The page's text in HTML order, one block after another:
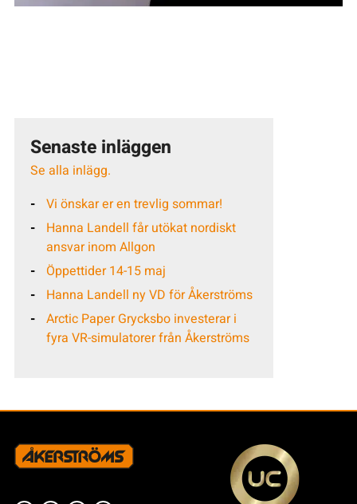
Senaste inläggen
Se alla inlägg.
Vi önskar er en trevlig sommar!
Hanna Landell får utökat nordiskt
ansvar inom Allgon
Öppettider 14-15 maj
Hanna Landell ny VD för Åkerströms
Arctic Paper Grycksbo investerar i
fyra VR-simulatorer från Åkerströms